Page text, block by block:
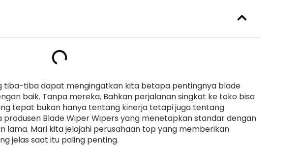
tiba-tiba dapat mengingatkan kita betapa pentingnya blade
baik. Tanpa mereka, Bahkan perjalanan singkat ke toko bisa
tepat bukan hanya tentang kinerja tetapi juga tentang
produsen Blade Wiper Wipers yang menetapkan standar dengan
lama. Mari kita jelajahi perusahaan top yang memberikan
jelas saat itu paling penting.